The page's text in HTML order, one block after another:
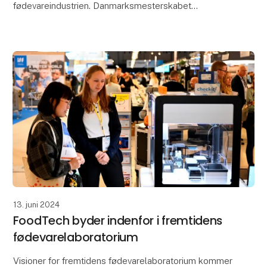
fødevareindustrien. Danmarksmesterskabet
13. juni 2024
FoodTech byder indenfor i fremtidens
fødevarelaboratorium
Visioner for fremtidens fødevarelaboratorium kommer